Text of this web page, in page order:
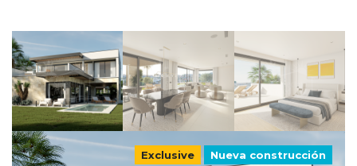
Exclusive Nueva construcción